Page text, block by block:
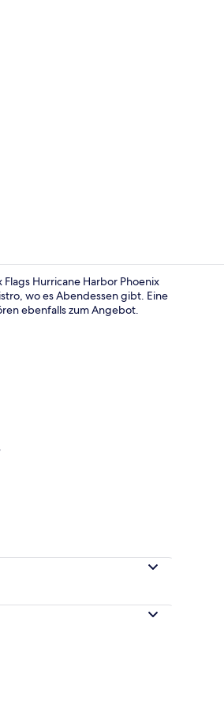
Hurricane Harbor Phoenix
wo es Abendessen gibt. Eine
ebenfalls zum Angebot.